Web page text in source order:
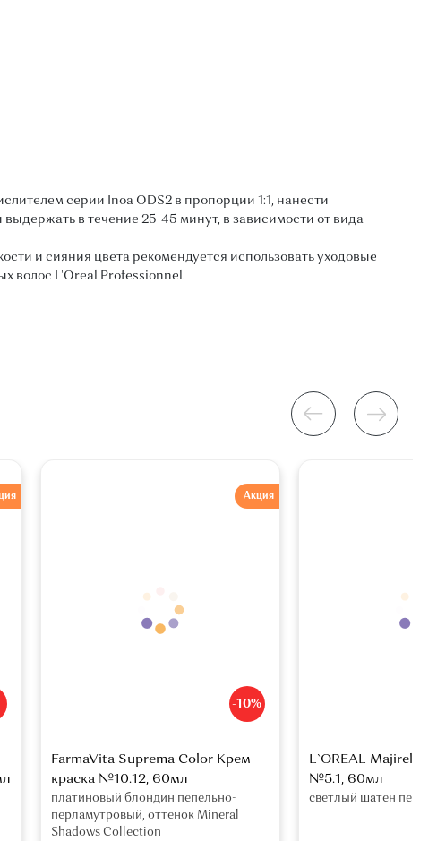
серии Inoa ODS2 в пропорции 1:1, нанести
в течение 25-45 минут, в зависимости от вида
и сияния цвета рекомендуется использовать уходовые
волос L'Oreal Professionnel.
-10%
Акция
FarmaVita Suprema Color Крем-
краска №10.12, 60мл
платиновый блондин пепельно-
перламутровый, оттенок Mineral
Shadows Collection
L`OREAL Majirel
№5.1, 60мл
светлый шатен